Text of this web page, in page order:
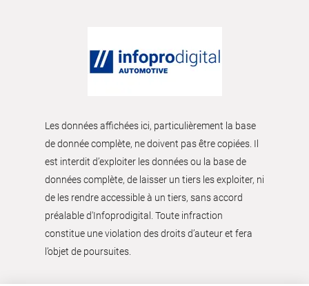
Les données affichées ici, particulièrement la base
de donnée complète, ne doivent pas être copiées. Il
est interdit d’exploiter les données ou la base de
données complète, de laisser un tiers les exploiter, ni
de les rendre accessible à un tiers, sans accord
préalable d'Infoprodigital. Toute infraction
constitue une violation des droits d’auteur et fera
l’objet de poursuites.